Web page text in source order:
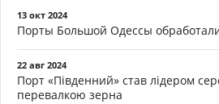
13 окт 2024
Порты Большой Одессы
22 авг 2024
Порт «Південний» став лідером
перевалкою зерна